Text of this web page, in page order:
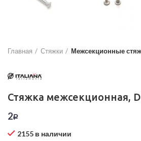
Главная Стяжки Межсекционные
Стяжка межсекционная,
2Р
2155 в наличии